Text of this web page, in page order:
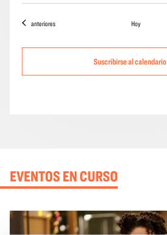
Eventos
anteriores Hoy
Suscribirse al calendario
EVENTOS EN CURSO